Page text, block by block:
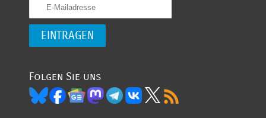
Folgen Sie uns